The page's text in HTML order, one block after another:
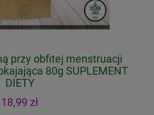
przy obfitej menstruacji
80g SUPLEMENT
DIETY
18,99 zł